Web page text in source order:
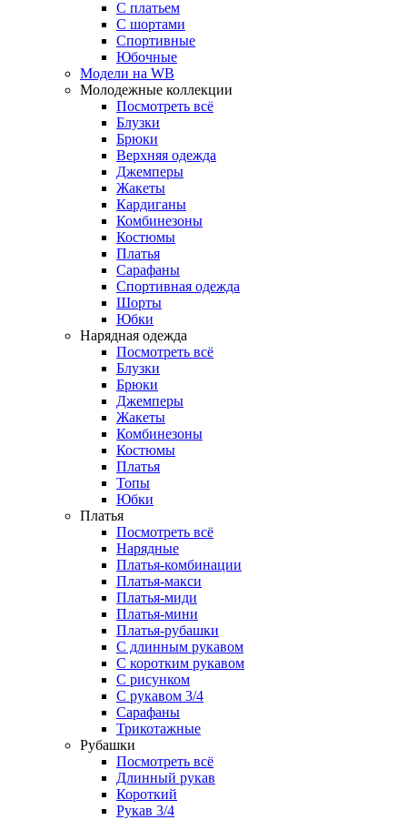
С платьем
С шортами
Спортивные
Юбочные
Модели на WB
Молодежные коллекции
Посмотреть всё
Блузки
Брюки
Верхняя одежда
Джемперы
Жакеты
Кардиганы
Комбинезоны
Костюмы
Платья
Сарафаны
Спортивная одежда
Шорты
Юбки
Нарядная одежда
Посмотреть всё
Блузки
Брюки
Джемперы
Жакеты
Комбинезоны
Костюмы
Платья
Топы
Юбки
Платья
Посмотреть всё
Нарядные
Платья-комбинации
Платья-макси
Платья-миди
Платья-мини
Платья-рубашки
С длинным рукавом
С коротким рукавом
С рисунком
С рукавом 3/4
Сарафаны
Трикотажные
Рубашки
Посмотреть всё
Длинный рукав
Короткий
Рукав 3/4